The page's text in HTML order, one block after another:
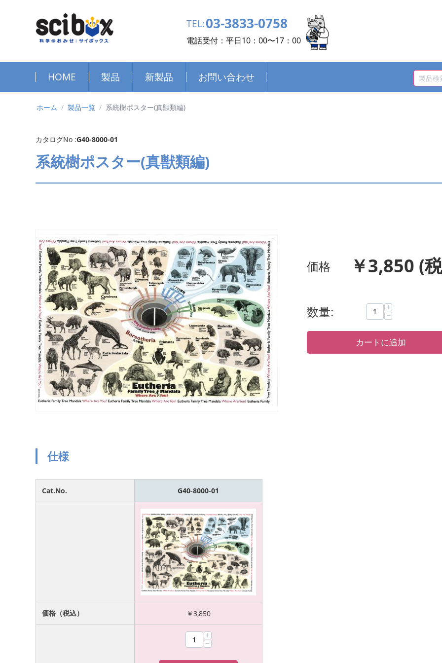
TEL:03-3833-0758
電話受付：平日10：00〜17：00
HOME 製品 新製品 お問い合わせ
ホーム / 製品一覧 / 系統樹ポスター(真獣類編)
カタログNo :G40-8000-01
系統樹ポスター(真獣類編)
価格 ￥3,850 (
数量: +
−
カートに追加
仕様
Cat.No. G40-8000-01
価格（税込） ￥3,850
+
−